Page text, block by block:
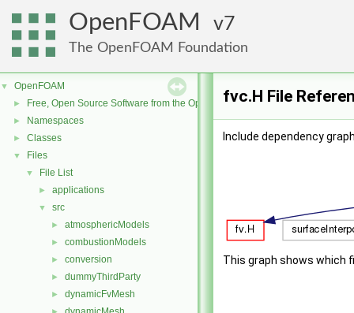
OpenFOAM 7
The OpenFOAM Foundation
▼ OpenFOAM
► Free, Open Source Software from the OpenFOAM Foundation
► Namespaces
► Classes
▼ Files
▼ File List
► applications
▼ src
► atmosphericModels
► combustionModels
► conversion
► dummyThirdParty
► dynamicFvMesh
fvc.H File
Include dependency
This graph shows which